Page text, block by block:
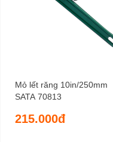
Mỏ lết răng 10in/250mm
SATA 70813
215.000đ